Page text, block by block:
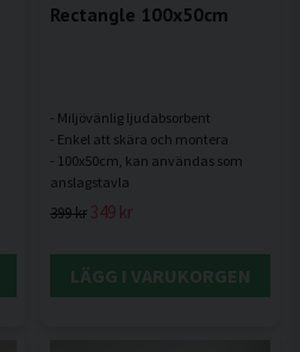
Rectangle 100x50cm
- Miljövänlig ljudabsorbent
- Enkel att skära och montera
- 100x50cm, kan användas som
399 kr 349 kr
LÄGG I VARUKORGEN